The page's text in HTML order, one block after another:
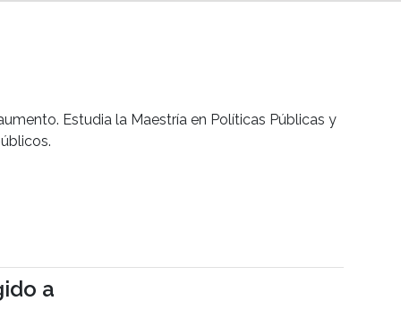
Estudia la Maestría en Políticas Públicas y
a